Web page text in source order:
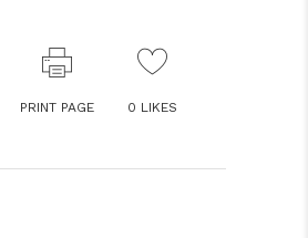
PRINT PAGE 0 LIKES